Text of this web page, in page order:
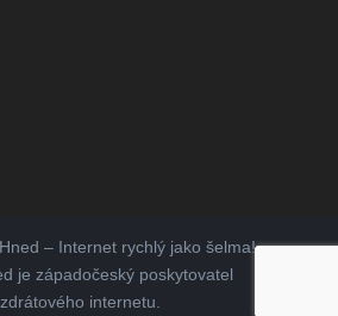
– Internet rychlý jako šelma! -
je západočeský poskytovatel
internetu.